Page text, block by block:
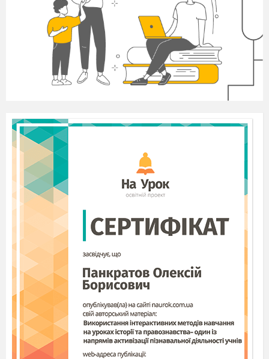
Будьте уважні. (Слайд 4).
1. Із самого малечку Малян мріяв
малювати.
2. З часом Малян купив собі пензлика і
навчився малювати.
3. Маючи чарівного пензлика, Малян
4. Місцевий поміщик хотів, щоб Малян
намалював лише для нього.
5. Малян заробляв на життя, малюючи
картини.
6. Малян намалював море, бурю, яка
знищила корабель імператора.
Давайте перевіримо, як ви справились с
цим завданням.
Мотивація навчальної діяльності
Слово вчителя.– Ми продовжуємо
подорожувати країною казок. Ми створимо
урок разом з вами. Отож записуємо дату, тему